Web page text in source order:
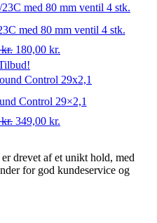
med 80 mm ventil 4 stk.
kr. Den
oprindelige
pris
var:
320,00 kr..
180,00 kr.
pris
er:
180,00 kr..
Control 29×2,1
kr. Den
var:
419,00 kr..
349,00 kr.
er:
349,00 kr..
drevet af et unikt hold, med
for god kundeservice og